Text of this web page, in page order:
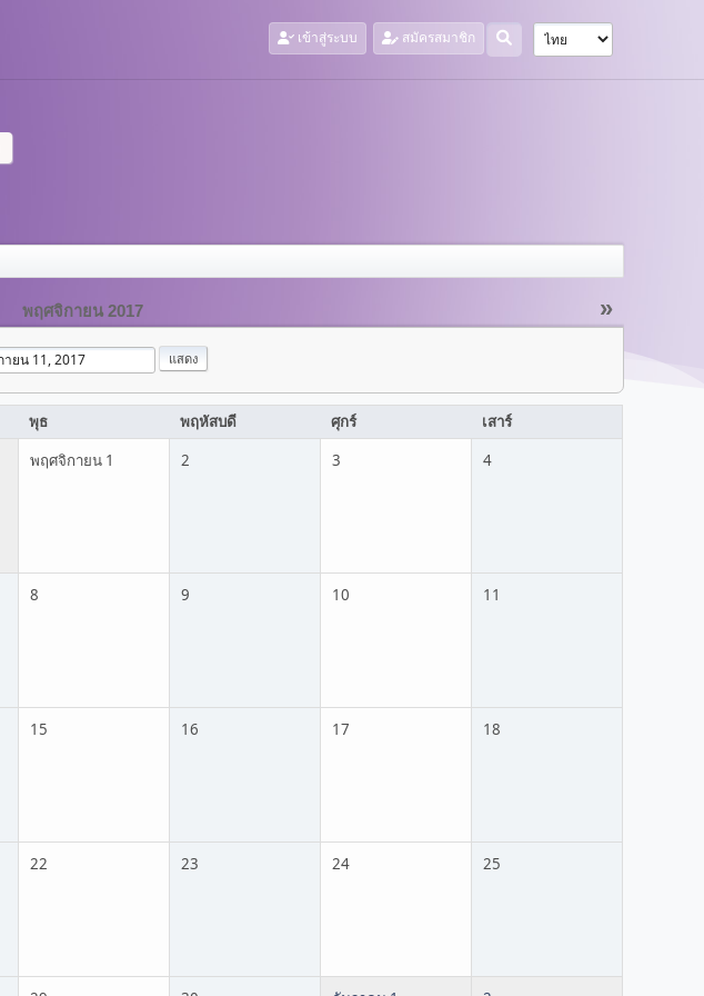
เข้าสู่ระบบ สมัครสมาชิก
»
พฤศจิกายน 2017
พุธ พฤหัสบดี ศุกร์ เสาร์
พฤศจิกายน 1 2 3 4
8 9 10 11
15 16 17 18
22 23 24 25